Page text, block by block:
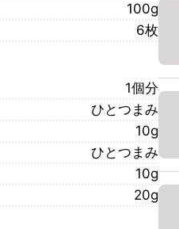
100g
6枚
1個分
ひとつまみ
10g
ひとつまみ
10g
20g